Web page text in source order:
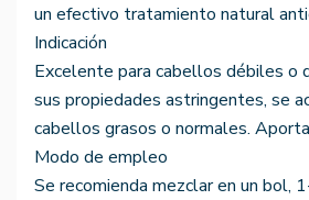
un efectivo tratamiento natural
Indicación
Excelente para cabellos débiles o
sus propiedades astringentes, se
cabellos grasos o normales.
Modo de empleo
Se recomienda mezclar en un bol,